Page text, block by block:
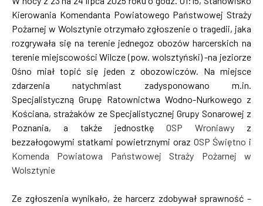
Kierowania Komendanta Powiatowego Państwowej Straży
Pożarnej w Wolsztynie otrzymało zgłoszenie o tragedii, jaka
rozgrywała się na terenie jednegoz obozów harcerskich na
terenie miejscowości Wilcze (pow. wolsztyński) -na jeziorze
Ośno miał topić się jeden z obozowiczów. Na miejsce
zdarzenia natychmiast zadysponowano m.in.
Specjalistyczną Grupę Ratownictwa Wodno-Nurkowego z
Kościana, strażaków ze Specjalistycznej Grupy Sonarowej z
Poznania, a także jednostkęOSP Wroniawy z
bezzałogowymi statkami powietrznymi oraz OSP Świętno i
Komenda Powiatowa Państwowej Straży Pożarnej w
Wolsztynie
Ze zgłoszenia wynikało, że harcerz zdobywał sprawność –